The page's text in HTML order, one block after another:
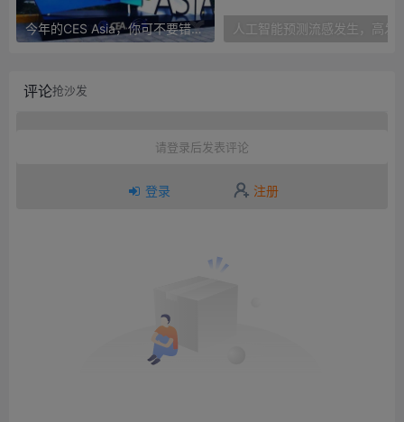
今年的CES Asia，你可不要错过这些自动驾驶看点
评论抢沙发
请登录后发表评论
登录 注册